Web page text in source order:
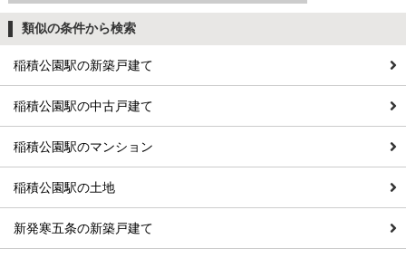
類似の条件から検索
稲積公園駅の新築戸建て
稲積公園駅の中古戸建て
稲積公園駅のマンション
稲積公園駅の土地
新発寒五条の新築戸建て